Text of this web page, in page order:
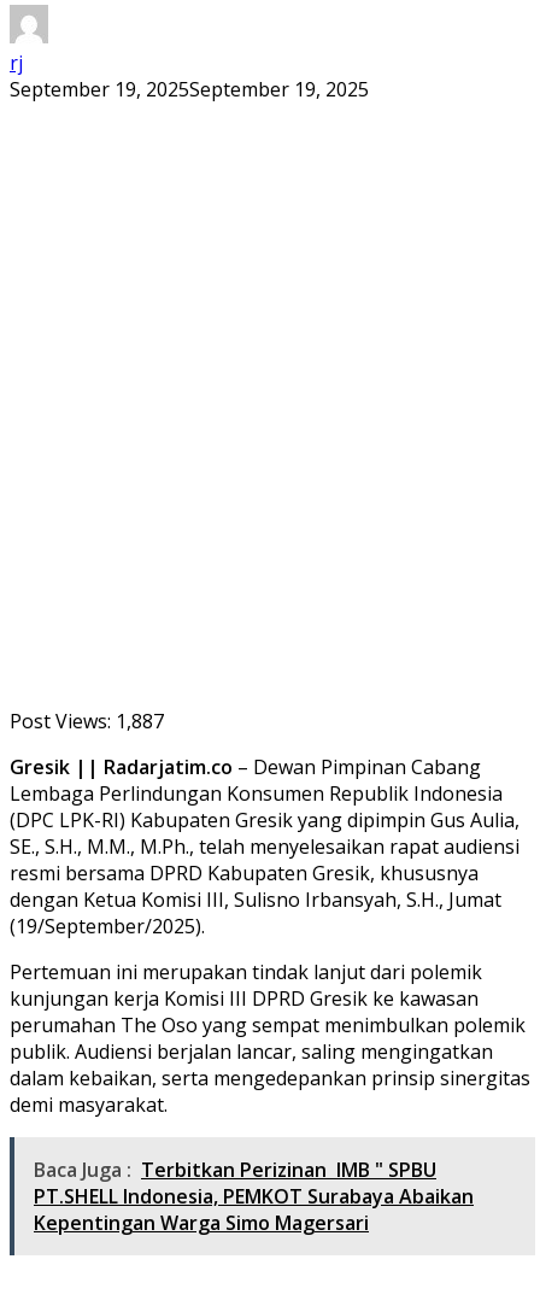
rj
September 19, 2025September 19, 2025
Post Views: 1,887
Gresik || Radarjatim.co – Dewan Pimpinan Cabang
Lembaga Perlindungan Konsumen Republik Indonesia
(DPC LPK-RI) Kabupaten Gresik yang dipimpin Gus Aulia,
SE., S.H., M.M., M.Ph., telah menyelesaikan rapat audiensi
resmi bersama DPRD Kabupaten Gresik, khususnya
dengan Ketua Komisi III, Sulisno Irbansyah, S.H., Jumat
(19/September/2025).
Pertemuan ini merupakan tindak lanjut dari polemik
kunjungan kerja Komisi III DPRD Gresik ke kawasan
perumahan The Oso yang sempat menimbulkan polemik
publik. Audiensi berjalan lancar, saling mengingatkan
dalam kebaikan, serta mengedepankan prinsip sinergitas
demi masyarakat.
Baca Juga : Terbitkan Perizinan IMB " SPBU
PT.SHELL Indonesia, PEMKOT Surabaya Abaikan
Kepentingan Warga Simo Magersari